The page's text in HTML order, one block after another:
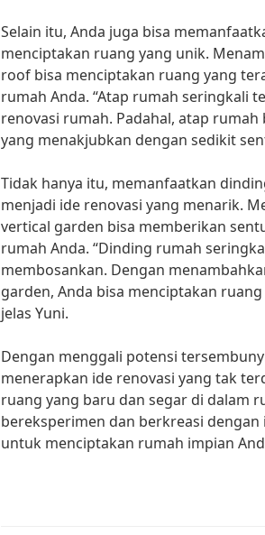
Selain itu, Anda juga bisa
menciptakan ruang yang unik.
roof bisa menciptakan ruang yang
rumah Anda. “Atap rumah seringkali
renovasi rumah. Padahal, atap
yang menakjubkan dengan sedikit
Tidak hanya itu, memanfaatkan
menjadi ide renovasi yang menarik.
vertical garden bisa memberikan
rumah Anda. “Dinding rumah
membosankan. Dengan
garden, Anda bisa menciptakan
jelas Yuni.
Dengan menggali potensi
menerapkan ide renovasi yang tak
ruang yang baru dan segar di dalam
bereksperimen dan berkreasi
untuk menciptakan rumah impian